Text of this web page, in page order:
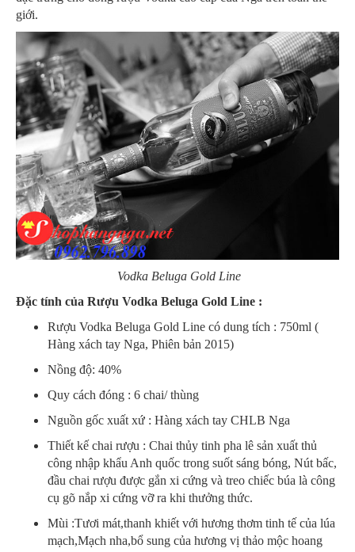
giới.
Vodka Beluga Gold Line
Đặc tính của Rượu Vodka Beluga Gold Line :
Rượu Vodka Beluga Gold Line có dung tích : 750ml (
Hàng xách tay Nga, Phiên bản 2015)
Nồng độ: 40%
Quy cách đóng : 6 chai/ thùng
Nguồn gốc xuất xứ : Hàng xách tay CHLB Nga
Thiết kế chai rượu : Chai thủy tinh pha lê sản xuất thủ
công nhập khẩu Anh quốc trong suốt sáng bóng, Nút bấc,
đầu chai rượu được gắn xi cứng và treo chiếc búa là công
cụ gõ nắp xi cứng vỡ ra khi thưởng thức.
Mùi :Tươi mát,thanh khiết với hương thơm tinh tế của lúa
mạch,Mạch nha,bổ sung của hương vị thảo mộc hoang